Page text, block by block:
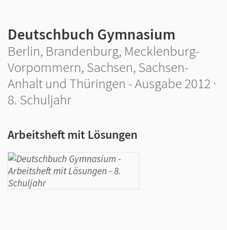
Deutschbuch Gymnasium
Berlin, Brandenburg, Mecklenburg-
Vorpommern, Sachsen, Sachsen-
Anhalt und Thüringen - Ausgabe 2012 ·
8. Schuljahr
Arbeitsheft mit Lösungen